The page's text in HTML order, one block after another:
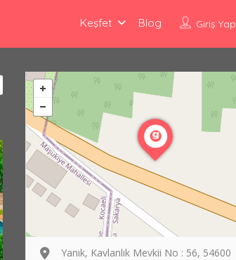
Giriş Yap
Keşfet Blog
Yanık, Kavlanlık Mevkii No : 56, 54600